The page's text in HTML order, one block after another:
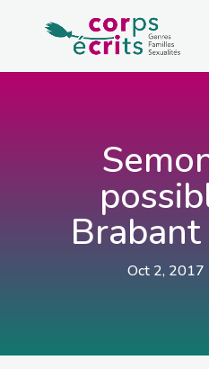
Oct 2, 2017